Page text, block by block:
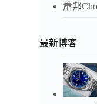
蕭邦
最新博客